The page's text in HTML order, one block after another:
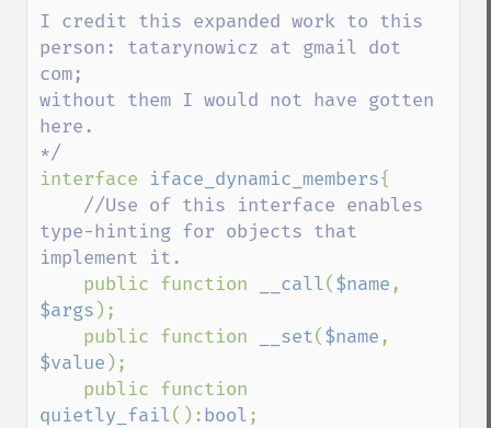
I credit this expanded work to this
person: tatarynowicz at gmail dot
com;
without them I would not have gotten
here.
interface iface_dynamic_members{
//Use of this interface enables
type-hinting for objects that
implement it.
public function
__call($name
$args );
    public function
__set($name
$value );
quietly_fail():bool;